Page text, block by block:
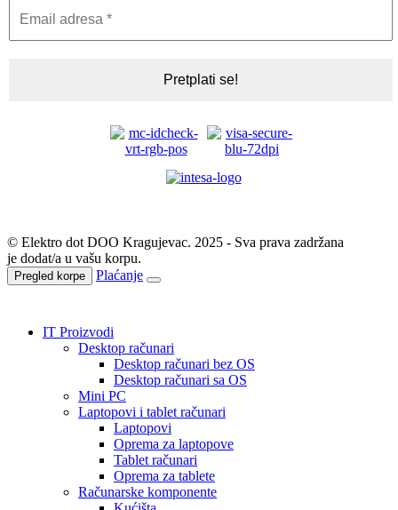
© Elektro dot DOO Kragujevac. 2025 - Sva prava zadržana
je dodat/a u vašu korpu.
Pregled korpe Plaćanje
IT Proizvodi
Desktop računari
Desktop računari bez OS
Desktop računari sa OS
Mini PC
Laptopovi i tablet računari
Laptopovi
Oprema za laptopove
Tablet računari
Oprema za tablete
Računarske komponente